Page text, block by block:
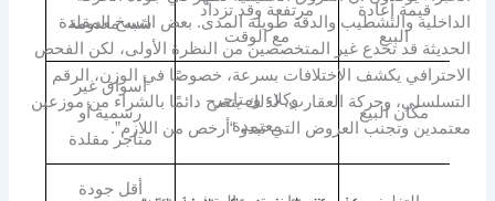
قيمة إعادة
البيع
مرتفعة وقد تزداد
مع الوقت
شبه معدومة
مكان البيع
وكلاء ومتاجر
معتمدة
أسواق غير
رسمية أو
متاجر مقلدة
أقل جودة
الداخلية والتشطيب والدقة طويلة المدى. بعض النسخ المقلدة
الحديثة قد تخدع غير المتخصصين من النظرة الأولى، لكن الفحص
الاحترافي يكشف الاختلافات بسرعة، خصوصًا في الوزن، الرقم
التسلسلي، وحركة العقارب. لذلك ينصح دائمًا بالشراء من موزعين
معتمدين وتجنب العروض التي تبدو “أرخص من اللازم”.